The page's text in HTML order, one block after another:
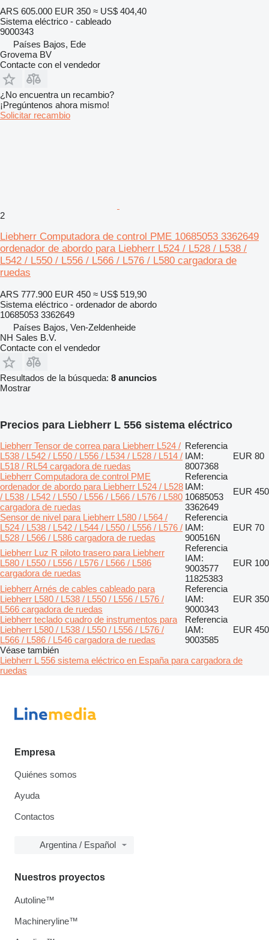
ARS 605.000 EUR 350 ≈ US$ 404,40
Sistema eléctrico - cableado
9000343
Países Bajos, Ede
Grovema BV
Contacte con el vendedor
¿No encuentra un recambio?
¡Pregúntenos ahora mismo!
Solicitar recambio
2
Liebherr Computadora de control PME 10685053 3362649
ordenador de abordo para Liebherr L524 / L528 / L538 /
L542 / L550 / L556 / L566 / L576 / L580 cargadora de
ruedas
ARS 777.900 EUR 450 ≈ US$ 519,90
Sistema eléctrico - ordenador de abordo
10685053 3362649
Países Bajos, Ven-Zeldenheide
NH Sales B.V.
Contacte con el vendedor
Resultados de la búsqueda: 8 anuncios
Mostrar
Precios para Liebherr L 556 sistema eléctrico
Liebherr Tensor de correa para Liebherr L524 /
L538 / L542 / L550 / L556 / L534 / L528 / L514 /
L518 / RL54 cargadora de ruedas
Referencia
IAM:
8007368
EUR 80
Liebherr Computadora de control PME
ordenador de abordo para Liebherr L524 / L528
/ L538 / L542 / L550 / L556 / L566 / L576 / L580
cargadora de ruedas
Referencia
IAM:
10685053
3362649
EUR 450
Sensor de nivel para Liebherr L580 / L564 /
L524 / L538 / L542 / L544 / L550 / L556 / L576 /
L528 / L566 / L586 cargadora de ruedas
Referencia
IAM:
900516N
EUR 70
Liebherr Luz R piloto trasero para Liebherr
L580 / L550 / L556 / L576 / L566 / L586
cargadora de ruedas
Referencia
IAM:
9003577
11825383
EUR 100
Liebherr Arnés de cables cableado para
Liebherr L580 / L538 / L550 / L556 / L576 /
L566 cargadora de ruedas
Referencia
IAM:
9000343
EUR 350
Liebherr teclado cuadro de instrumentos para
Liebherr L580 / L538 / L550 / L556 / L576 /
L566 / L586 / L546 cargadora de ruedas
Referencia
IAM:
9003585
EUR 450
Véase también
Liebherr L 556 sistema eléctrico en España para cargadora de
ruedas
Empresa
Quiénes somos
Ayuda
Contactos
Argentina / Español
Nuestros proyectos
Autoline™
Machineryline™